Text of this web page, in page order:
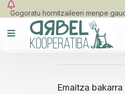
Gogoratu hornitzaileen menpe
Emaitza